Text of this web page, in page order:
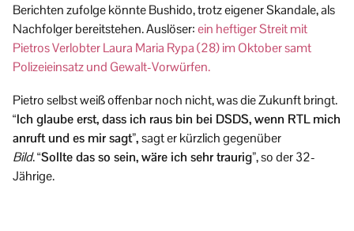
Berichten zufolge könnte Bushido, trotz eigener Skandale, als
Nachfolger bereitstehen. Auslöser:ein heftiger Streit mit
Pietros Verlobter Laura Maria Rypa (28) im Oktober samt
Polizeieinsatz und Gewalt-Vorwürfen.
Pietro selbst weiß offenbar noch nicht, was die Zukunft bringt.
“Ich glaube erst, dass ich raus bin bei DSDS, wenn RTL mich
anruft und es mir sagt”,sagt er kürzlich gegenüber
Bild.“Sollte das so sein, wäre ich sehr traurig”, so der 32-
Jährige.